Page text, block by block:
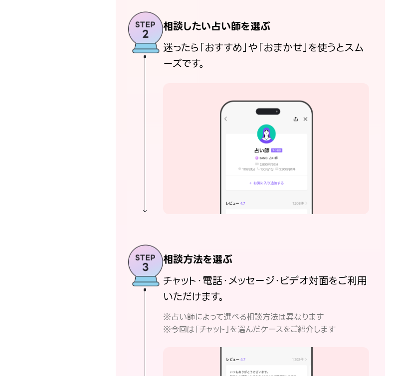
相談したい占い師を選ぶ
迷ったら「おすすめ」や「おまかせ」を使うとスム
ーズです。
相談方法を選ぶ
チャット・電話・メッセージ・ビデオ対面をご利用
いただけます。
※占い師によって選べる相談方法は異なります
※今回は「チャット」を選んだケースをご紹介します